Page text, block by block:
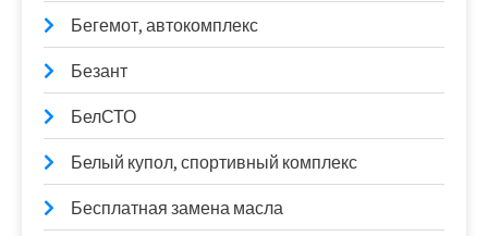
Бегемот, автокомплекс
Безант
БелСТО
Белый купол, спортивный комплекс
Бесплатная замена масла